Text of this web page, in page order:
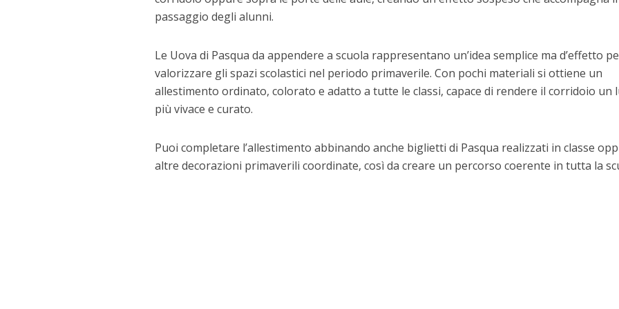
passaggio degli alunni.
Le Uova di Pasqua da appendere a scuola rappresentano un’idea semplice ma d’effetto
valorizzare gli spazi scolastici nel periodo primaverile. Con pochi materiali si ottiene un
allestimento ordinato, colorato e adatto a tutte le classi, capace di rendere il corridoio un
più vivace e curato.
Puoi completare l’allestimento abbinando anche biglietti di Pasqua realizzati in classe
altre decorazioni primaverili coordinate, così da creare un percorso coerente in tutta la